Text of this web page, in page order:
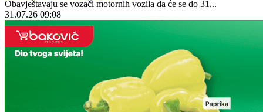
Obavještavaju se vozači motornih vozila da će se do 31...
31.07.26 09:08